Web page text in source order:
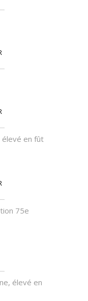
élevé en fût
75e
élevé en